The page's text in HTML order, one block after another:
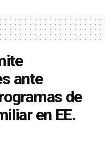
ante
de
en EE.